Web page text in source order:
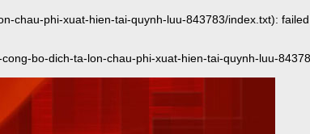
chau-phi-xuat-hien-tai-quynh-luu-843783/index.txt):
bo-dich-ta-lon-chau-phi-xuat-hien-tai-quynh-luu-